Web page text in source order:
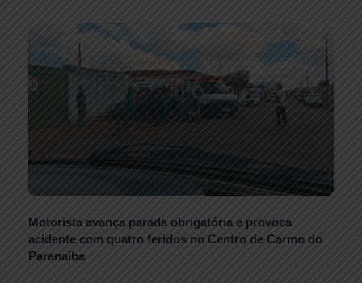
Motorista avança parada obrigatória e provoca
acidente com quatro feridos no Centro de Carmo do
Paranaíba